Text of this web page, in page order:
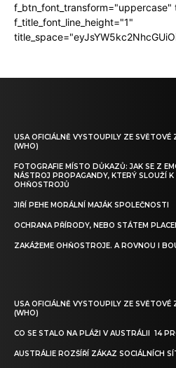
f_title_font_line_height="1"
USA OFICIÁLNĚ VYSTOUPILY ZE SVĚTOVÉ
(WHO)
FOTOGRAFIE MÍSTO DŮKAZŮ: JAK SE Z
NÁSTROJ PROPAGANDY, KTERÝ SLOUŽÍ
OHŇOSTROJŮ
JIŘÍ PEHE MORÁLNÍ MAJÁK SPOLEČNOSTI
OCHRANA PŘÍRODY, NEBO STÁTEM
ZAKÁŽEME OHŇOSTROJE. A ROVNOU I
USA OFICIÁLNĚ VYSTOUPILY ZE SVĚTOVÉ
(WHO)
CO SE STALO NA PLÁŽI V AUSTRÁLII 14
AUSTRÁLIE ROZŠÍŘÍ ZÁKAZ SOCIÁLNÍCH